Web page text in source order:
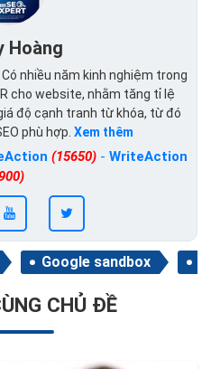
Hoàng
Có nhiều năm kinh nghiệm trong
cho website, nhằm tăng tỉ lệ
độ cạnh tranh từ khóa, từ đó
phù hợp. Xem thêm
(15650)- WriteAction
Google sandbox
CHỦ ĐỀ